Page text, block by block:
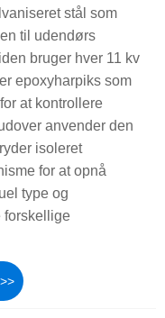
stål som
til udendørs
bruger hver 11 kv
epoxyharpiks som
at kontrollere
anvender den
isoleret
for at opnå
type og
forskellige